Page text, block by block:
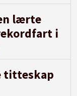
lærte
i
titteskap